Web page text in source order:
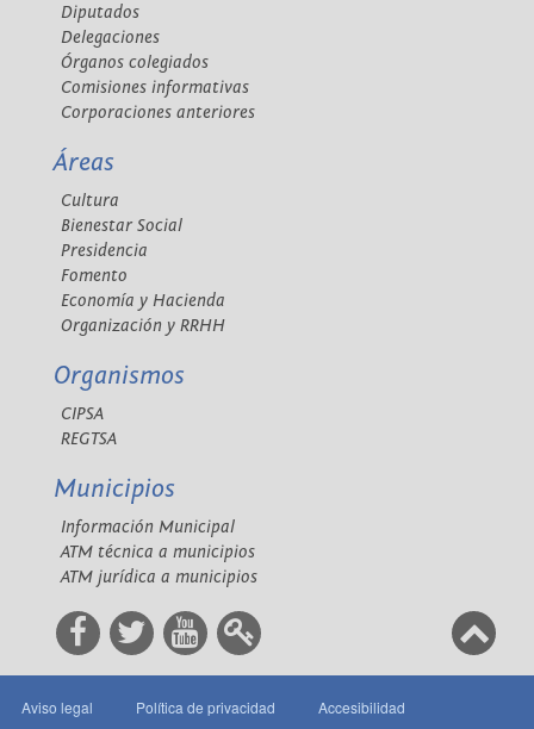
Diputados
Delegaciones
Órganos colegiados
Comisiones informativas
Corporaciones anteriores
Áreas
Cultura
Bienestar Social
Presidencia
Fomento
Economía y Hacienda
Organización y RRHH
Organismos
CIPSA
REGTSA
Municipios
Información Municipal
ATM técnica a municipios
ATM jurídica a municipios
Aviso legal Política de privacidad Accesibilidad